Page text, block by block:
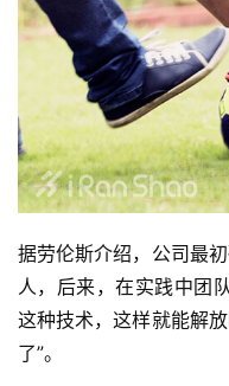
据劳伦斯介绍，公司最
人，后来，在实践中团
这种技术，这样就能解
了”。